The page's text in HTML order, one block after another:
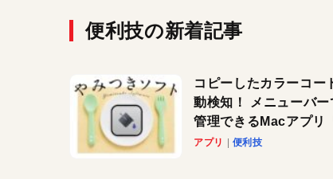
便利技の新着記事
コピーしたカラーコー
動検知！ メニューバー
管理できるMacアプリ
Copy Bucket」
アプリ 便利技